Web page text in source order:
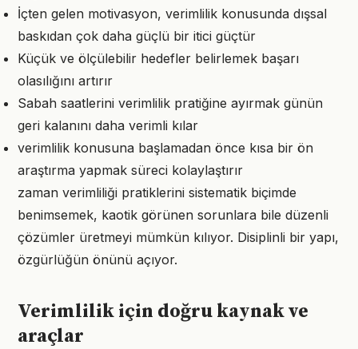
İçten gelen motivasyon, verimlilik konusunda dışsal
baskıdan çok daha güçlü bir itici güçtür
Küçük ve ölçülebilir hedefler belirlemek başarı
olasılığını artırır
Sabah saatlerini verimlilik pratiğine ayırmak günün
geri kalanını daha verimli kılar
verimlilik konusuna başlamadan önce kısa bir ön
araştırma yapmak süreci kolaylaştırır
zaman verimliliği pratiklerini sistematik biçimde
benimsemek, kaotik görünen sorunlara bile düzenli
çözümler üretmeyi mümkün kılıyor. Disiplinli bir yapı,
özgürlüğün önünü açıyor.
Verimlilik için doğru kaynak ve
araçlar